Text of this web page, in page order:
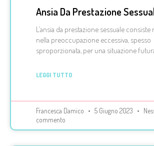
Ansia Da Prestazione
L’ansia da prestazione sessuale
nella preoccupazione eccessiva, spesso
sproporzionata, per una situazione
LEGGI TUTTO
Francesca Damico 5 Giugno 2023
commento